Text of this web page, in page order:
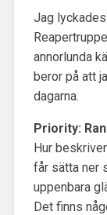
Jag
annorlunda
beror på att
dagarna.
Priority:
Hur
får sätta ner
uppenbara
Det finns